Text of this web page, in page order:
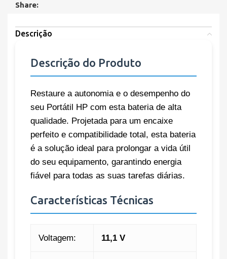
Share:
Descrição
Descrição do Produto
Restaure a autonomia e o desempenho do
seu Portátil HP com esta bateria de alta
qualidade. Projetada para um encaixe
perfeito e compatibilidade total, esta bateria
é a solução ideal para prolongar a vida útil
do seu equipamento, garantindo energia
fiável para todas as suas tarefas diárias.
Características Técnicas
Voltagem: 11,1 V